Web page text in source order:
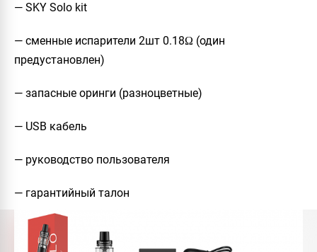
— SKY Solo kit
— сменные испарители 2шт 0.18Ω (один
предустановлен)
— запасные оринги (разноцветные)
— USB кабель
— руководство пользователя
— гарантийный талон